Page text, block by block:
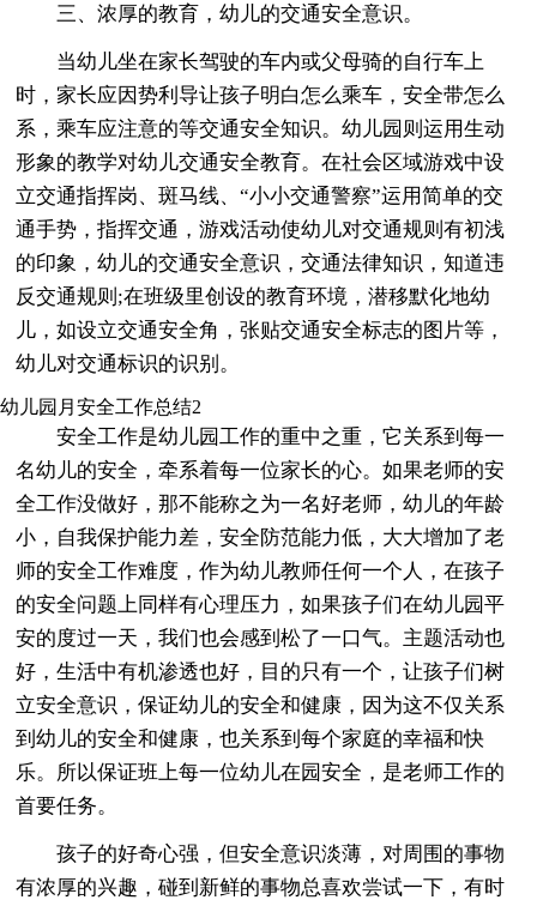
三、浓厚的教育，幼儿的交通安全意识。
当幼儿坐在家长驾驶的车内或父母骑的自行车上
时，家长应因势利导让孩子明白怎么乘车，安全带怎么
系，乘车应注意的等交通安全知识。幼儿园则运用生动
形象的教学对幼儿交通安全教育。在社会区域游戏中设
立交通指挥岗、斑马线、“小小交通警察”运用简单的交
通手势，指挥交通，游戏活动使幼儿对交通规则有初浅
的印象，幼儿的交通安全意识，交通法律知识，知道违
反交通规则;在班级里创设的教育环境，潜移默化地幼
儿，如设立交通安全角，张贴交通安全标志的图片等，
幼儿对交通标识的识别。
幼儿园月安全工作总结2
安全工作是幼儿园工作的重中之重，它关系到每一
名幼儿的安全，牵系着每一位家长的心。如果老师的安
全工作没做好，那不能称之为一名好老师，幼儿的年龄
小，自我保护能力差，安全防范能力低，大大增加了老
师的安全工作难度，作为幼儿教师任何一个人，在孩子
的安全问题上同样有心理压力，如果孩子们在幼儿园平
安的度过一天，我们也会感到松了一口气。主题活动也
好，生活中有机渗透也好，目的只有一个，让孩子们树
立安全意识，保证幼儿的安全和健康，因为这不仅关系
到幼儿的安全和健康，也关系到每个家庭的幸福和快
乐。所以保证班上每一位幼儿在园安全，是老师工作的
首要任务。
孩子的好奇心强，但安全意识淡薄，对周围的事物
有浓厚的兴趣，碰到新鲜的事物总喜欢尝试一下，有时